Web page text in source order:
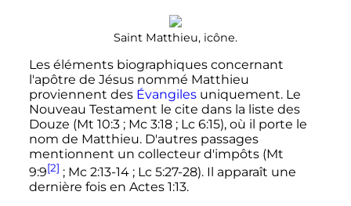
Saint Matthieu, icône.
Les éléments biographiques concernant
l'apôtre de Jésus nommé Matthieu
proviennent des Évangilesuniquement. Le
Nouveau Testament le cite dans la liste des
Douze (Mt 10:3 ; Mc 3:18 ; Lc 6:15), où il porte le
nom de Matthieu. D'autres passages
mentionnent un collecteur d'impôts (Mt
9:9[2] ; Mc 2:13-14 ; Lc 5:27-28). Il apparaît une
dernière fois en Actes 1:13.